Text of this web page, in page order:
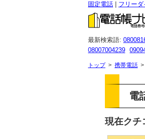
固定電話 フリー
最新検索語:
08007004239
トップ> 携帯電話 >
電
現在クチ